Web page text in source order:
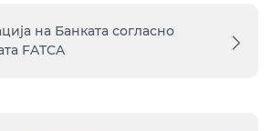
на Банката согласно
FATCA